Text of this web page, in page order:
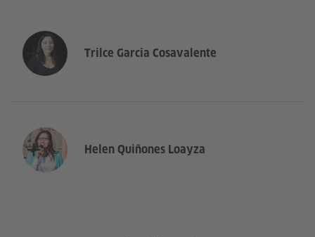
Trilce Garcia Cosavalente
Helen Quiñones Loayza